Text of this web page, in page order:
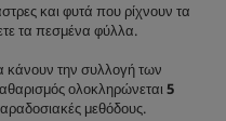
και φυτά που ρίχνουν τα
τα πεσμένα φύλλα.
κάνουν την συλλογή των
ολοκληρώνεται5
μεθόδους.